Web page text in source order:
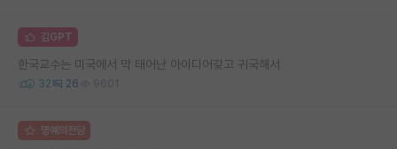
김GPT
한국교수는 미국에서 막 태어난 아이디어갖고 귀국해서
32 26 9601
명예의전당